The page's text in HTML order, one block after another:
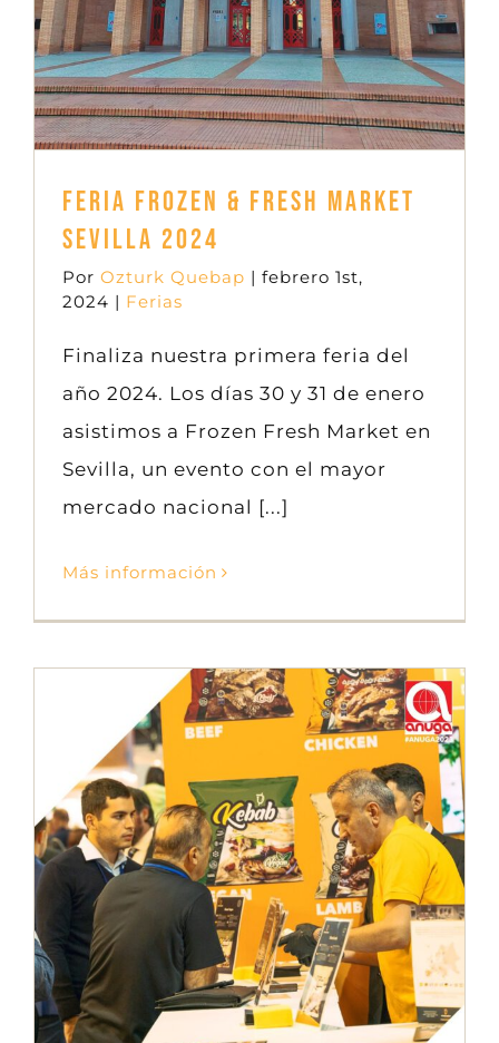
Feria Frozen & Fresh Market
Sevilla 2024
Por Ozturk Quebap | febrero 1st,
2024 | Ferias
Finaliza nuestra primera feria del
año 2024. Los días 30 y 31 de enero
asistimos a Frozen Fresh Market en
Sevilla, un evento con el mayor
mercado nacional [...]
Más información
Feria Anuga 2023
Ferias